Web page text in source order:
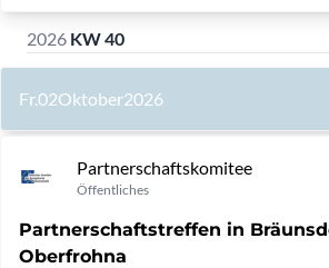
2026 KW 40
Fr.02Oktober2026
Partnerschaftskomitee
Öffentliches
Partnerschaftstreffen in
Oberfrohna